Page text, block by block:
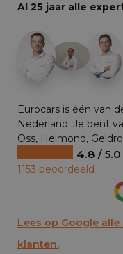
Al 25 jaar alle
Eurocars is één van
Nederland. Je bent
Oss, Helmond,
4.8 / 5.0
1153 beoordeeld
Lees op Google
klanten.